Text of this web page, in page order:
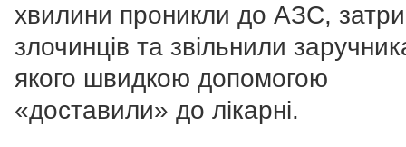
хвилини проникли до АЗС,
злочинців та звільнили
якого швидкою допомогою
«доставили» до лікарні.